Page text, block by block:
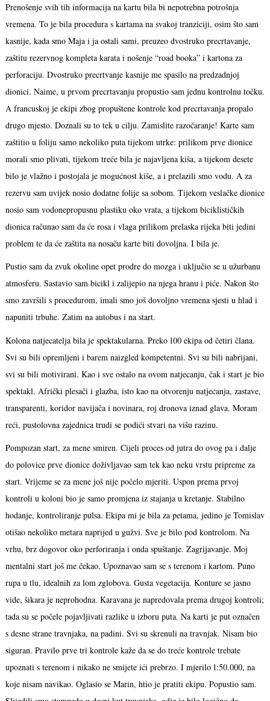
Prenošenje svih tih informacija na kartu bila bi nepotrebna potrošnja
vremena. To je bila procedura s kartama na svakoj tranziciji, osim što sam
kasnije, kada smo Maja i ja ostali sami, preuzeo dvostruko precrtavanje,
zaštitu rezervnog kompleta karata i nošenje “road booka” i kartona za
perforaciju. Dvostruko precrtvanje kasnije me spasilo na predzadnjoj
dionici. Naime, u prvom precrtavanju propustio sam jednu kontrolnu točku.
A francuskoj je ekipi zbog propuštene kontrole kod precrtavanja propalo
drugo mjesto. Doznali su to tek u cilju. Zamislite razočaranje! Karte sam
zaštitio u foliju samo nekoliko puta tijekom utrke: prilikom prve dionice
morali smo plivati, tijekom treće bila je najavljena kiša, a tijekom desete
bilo je vlažno i postojala je mogućnost kiše, a i prelazili smo vodu. A za
rezervu sam uvijek nosio dodatne folije sa sobom. Tijekom veslačke dionice
nosio sam vodonepropusnu plastiku oko vrata, a tijekom biciklističkih
dionica računao sam da će rosa i vlaga prilikom prelaska rijeka biti jedini
problem te da će zaštita na nosaču karte biti dovoljna. I bila je.
Pustio sam da zvuk okoline opet prodre do mozga i uključio se u užurbanu
atmosferu. Sastavio sam bicikl i zalijepio na njega hranu i piće. Nakon što
smo završili s procedurom, imali smo još dovoljno vremena sjesti u hlad i
napuniti trbuhe. Zatim na autobus i na start.
Kolona natjecatelja bila je spektakularna. Preko 100 ekipa od četiri člana.
Svi su bili opremljeni i barem naizgled kompetentni. Svi su bili nabrijani,
svi su bili motivirani. Kao i sve ostalo na ovom natjecanju, čak i start je bio
spektakl. Afrički plesači i glazba, isto kao na otvorenju natjecanja, zastave,
transparenti, koridor navijača i novinara, roj dronova iznad glava. Moram
reći, pustolovna zajednica trudi se podići stvari na višu razinu.
Pompozan start, za mene smiren. Cijeli proces od jutra do ovog pa i dalje
do polovice prve dionice doživljavao sam tek kao neku vrstu pripreme za
start. Vrijeme se za mene još nije počelo mjeriti. Uspon prema prvoj
kontroli u koloni bio je samo promjena iz stajanja u kretanje. Stabilno
hodanje, kontroliranje pulsa. Ekipa mi je bila za petama, jedino je Tomislav
otišao nekoliko metara naprijed u gužvi. Sve je bilo pod kontrolom. Na
vrhu, brz dogovor oko perforiranja i onda spuštanje. Zagrijavanje. Moj
mentalni start još me čekao. Upoznavao sam se s terenom i kartom. Puno
rupa u tlu, idealnih za lom zglobova. Gusta vegetacija. Konture se jasno
vide, šikara je neprohodna. Karavana je napredovala prema drugoj kontroli;
tada su se počele pojavljivati razlike u izboru puta. Na karti je put označen
s desne strane travnjaka, na padini. Svi su skrenuli na travnjak. Nisam bio
siguran. Pravilo prve tri kontrole kaže da se do treće kontrole trebate
upoznati s terenom i nikako ne smijete ići prebrzo. I mjerilo 1:50.000, na
koje nisam navikao. Oglasio se Marin, htio je pratiti ekipu. Popustio sam.